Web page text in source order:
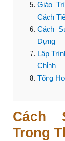
Giáo
Cách
Cách
Dựng
Lập
Chỉnh
Tổng
Cách
Trong